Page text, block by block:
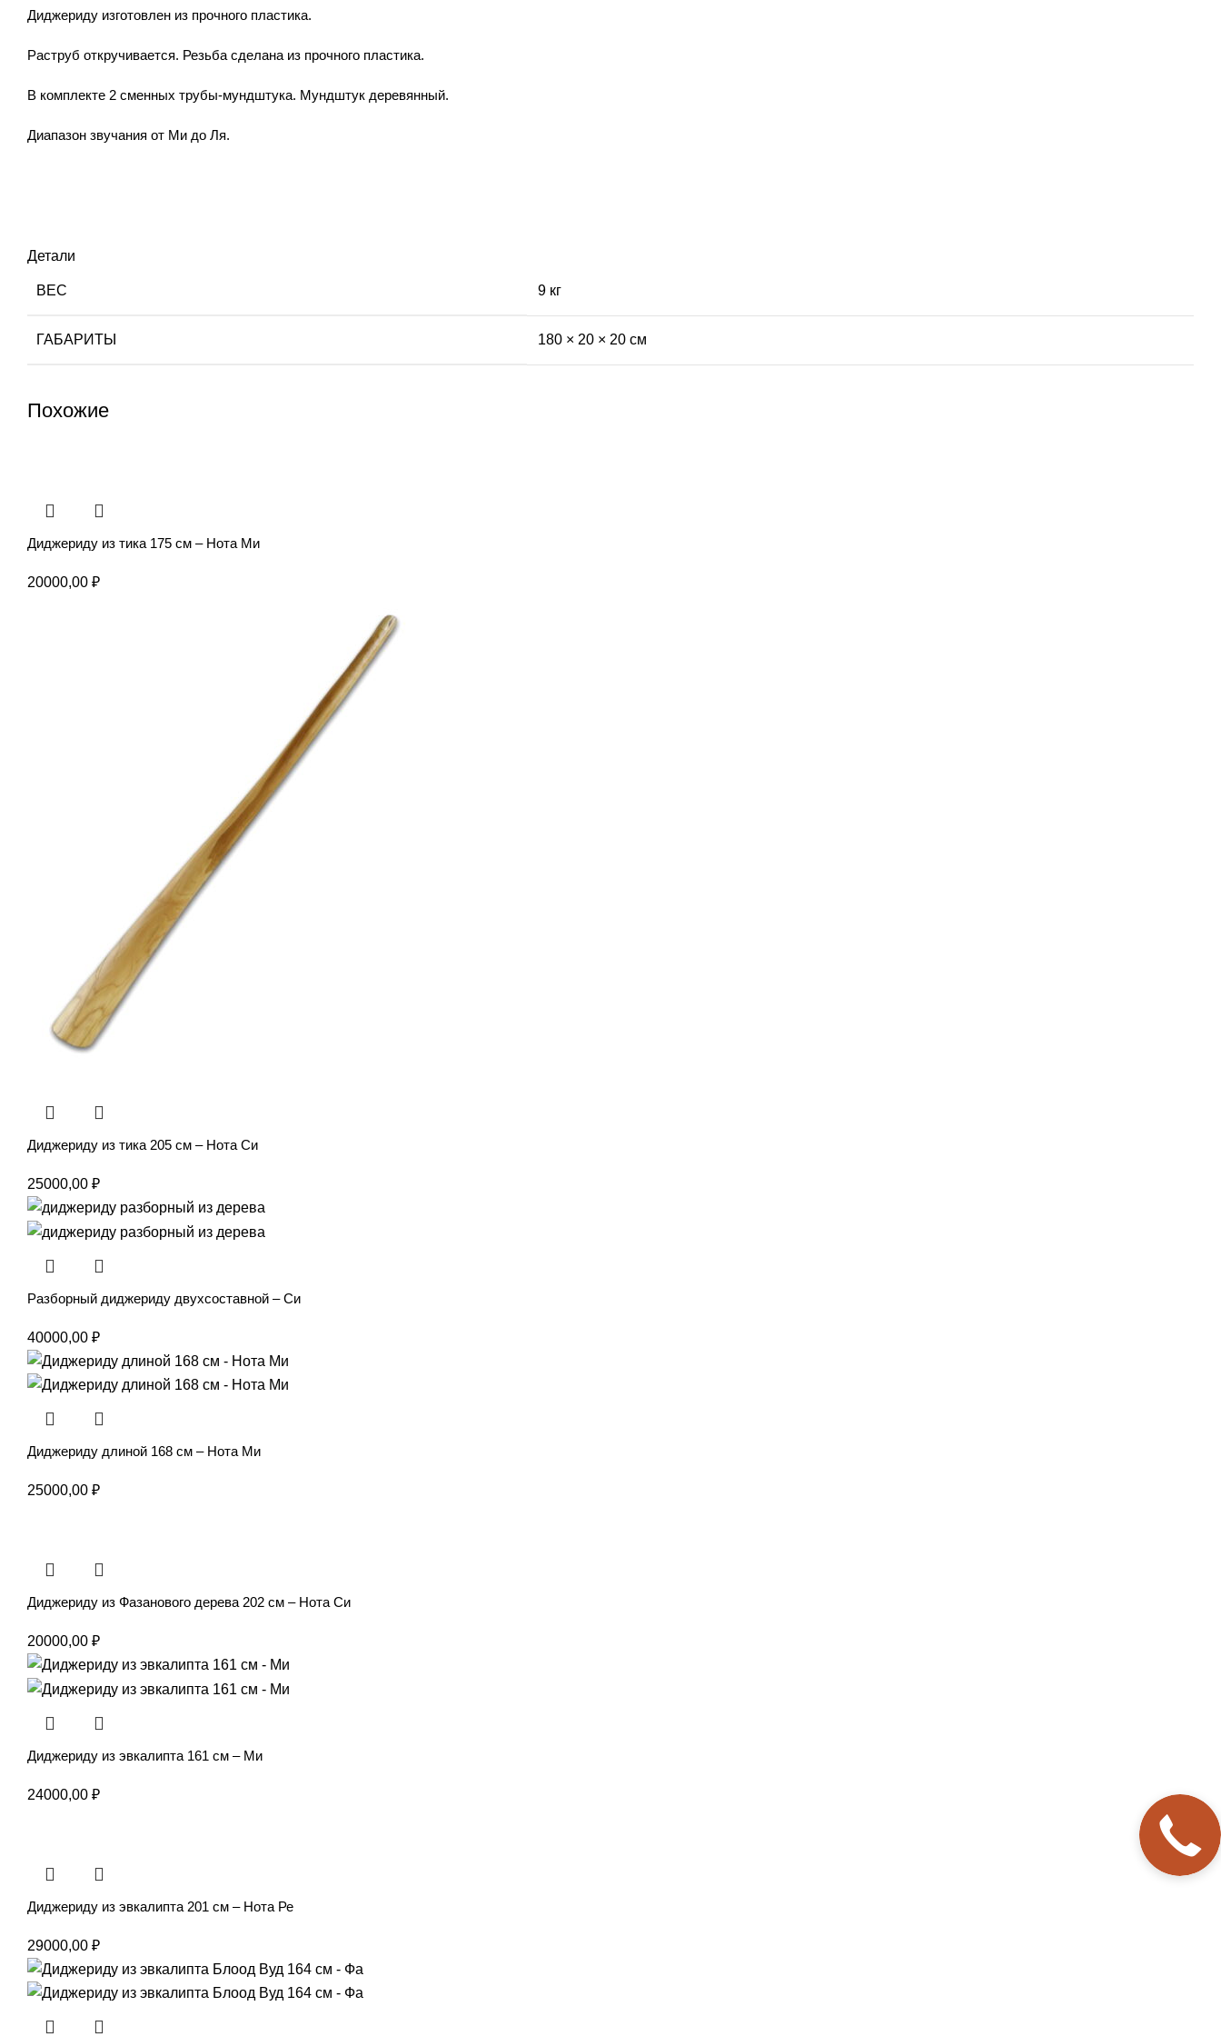
Диджериду изготовлен из прочного пластика.
Раструб откручивается. Резьба сделана из прочного пластика.
В комплекте 2 сменных трубы-мундштука. Мундштук деревянный.
Диапазон звучания от Ми до Ля.
Детали
ВЕС 9 кг
ГАБАРИТЫ 180 × 20 × 20 см
Похожие
Диджериду из тика 175 см – Нота Ми
20000,00 ₽
Диджериду из тика 205 см – Нота Си
25000,00 ₽
Разборный диджериду двухсоставной – Си
40000,00 ₽
Диджериду длиной 168 см – Нота Ми
25000,00 ₽
Диджериду из Фазанового дерева 202 см – Нота Си
20000,00 ₽
Диджериду из эвкалипта 161 см – Ми
24000,00 ₽
Диджериду из эвкалипта 201 см – Нота Ре
29000,00 ₽